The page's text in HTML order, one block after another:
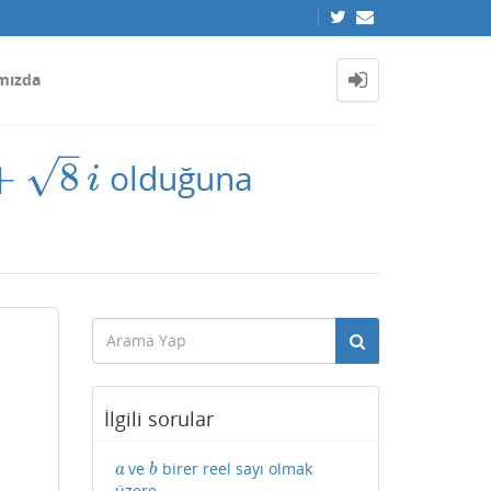
8
–
√ i olduğuna
İlgili sorular
a
aveb
bbirer reel sayı olmak